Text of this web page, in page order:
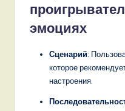
эмоциях
Сценарий:
которое
настроения.